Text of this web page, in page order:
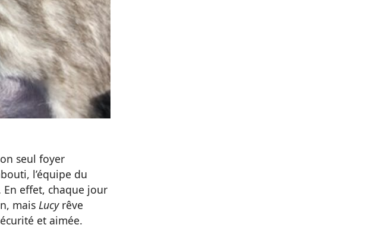
seul foyer
l’équipe du
effet, chaque jour
mais Lucy rêve
et aimée.